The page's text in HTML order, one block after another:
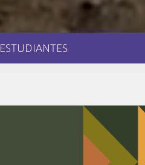
ESTUDIANTES